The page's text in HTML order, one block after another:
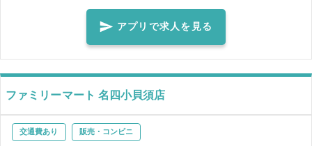
アプリで求人を見る
ファミリーマート 名四小貝須店
交通費あり 販売・コンビニ